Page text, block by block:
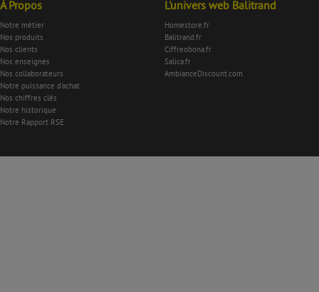
À Propos
Notre métier
Nos produits
Nos clients
Nos enseignes
Nos collaborateurs
Notre puissance d'achat
Nos chiffres clés
Notre historique
Notre Rapport RSE
L'univers web Balitrand
Homestore.fr
Balitrand.fr
Ciffreobona.fr
Salica.fr
AmbianceDiscount.com